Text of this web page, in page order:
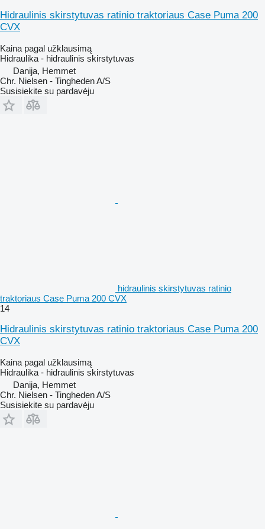
Hidraulinis skirstytuvas ratinio traktoriaus Case Puma 200
CVX
Kaina pagal užklausimą
Hidraulika - hidraulinis skirstytuvas
Danija, Hemmet
Chr. Nielsen - Tingheden A/S
Susisiekite su pardavėju
hidraulinis skirstytuvas ratinio
traktoriaus Case Puma 200 CVX
14
Hidraulinis skirstytuvas ratinio traktoriaus Case Puma 200
CVX
Kaina pagal užklausimą
Hidraulika - hidraulinis skirstytuvas
Danija, Hemmet
Chr. Nielsen - Tingheden A/S
Susisiekite su pardavėju